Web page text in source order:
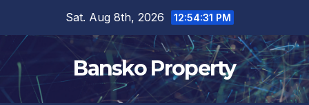
content
Sat. Aug 8th, 2026 12:54:32 PM
Bansko Property